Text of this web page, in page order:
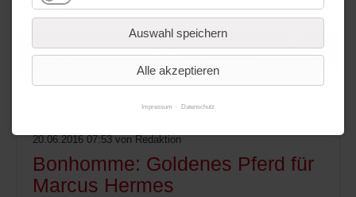
Werbung
20.06.2016 07:53 von Redaktion
Bonhomme: Goldenes Pferd für
Marcus Hermes
Auswahl speichern
Alle akzeptieren
Impressum Datenschutz